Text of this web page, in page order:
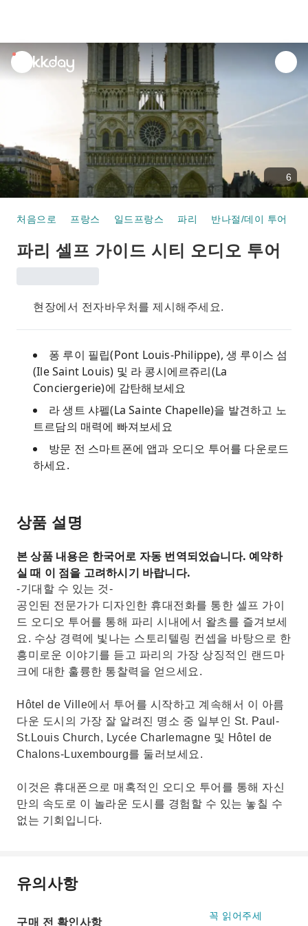
unread
notifications
6
처음으로 프랑스 일드프랑스 파리 반나절/데이 투어
파리 셀프 가이드 시티 오디오 투어
현장에서 전자바우처를 제시해주세요.
퐁 루이 필립(Pont Louis-Philippe), 생 루이스 섬
(Ile Saint Louis) 및 라 콩시에르쥬리(La
Conciergerie)에 감탄해보세요
라 생트 샤펠(La Sainte Chapelle)을 발견하고 노
트르담의 매력에 빠져보세요
방문 전 스마트폰에 앱과 오디오 투어를 다운로드
하세요.
상품 설명
본 상품 내용은 한국어로 자동 번역되었습니다. 예약하
실 때 이 점을 고려하시기 바랍니다.
-기대할 수 있는 것-
공인된 전문가가 디자인한 휴대전화를 통한 셀프 가이
드 오디오 투어를 통해 파리 시내에서 왈츠를 즐겨보세
요. 수상 경력에 빛나는 스토리텔링 컨셉을 바탕으로 한
흥미로운 이야기를 듣고 파리의 가장 상징적인 랜드마
크에 대한 훌륭한 통찰력을 얻으세요.
Hôtel de Ville에서 투어를 시작하고 계속해서 이 아름
다운 도시의 가장 잘 알려진 명소 중 일부인 St. Paul-
St.Louis Church, Lycée Charlemagne 및 Hôtel de
Chalons-Luxembourg를 둘러보세요.
이것은 휴대폰으로 매혹적인 오디오 투어를 통해 자신
만의 속도로 이 놀라운 도시를 경험할 수 있는 놓칠 수
없는 기회입니다.
유의사항
구매 전 확인사항
꼭 읽어주세